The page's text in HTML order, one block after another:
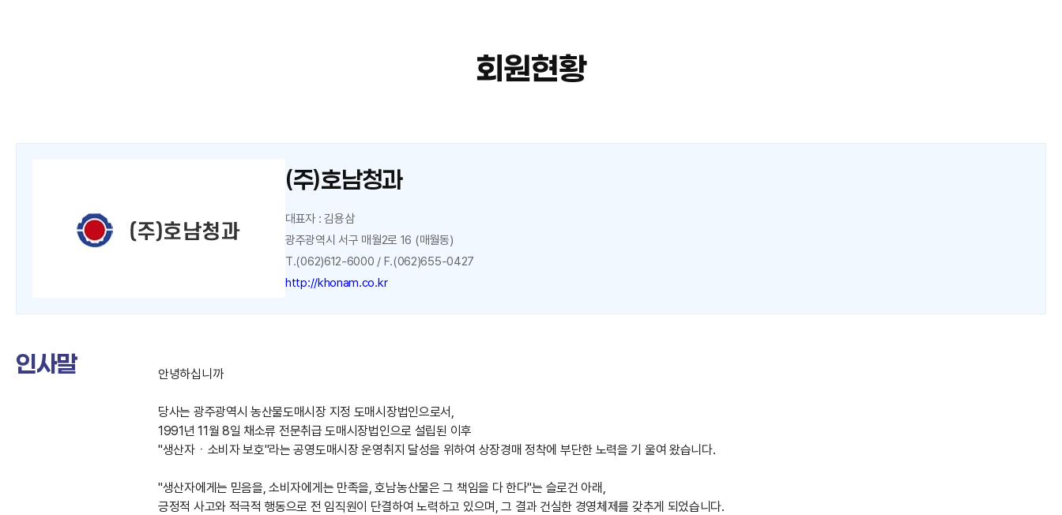
회원현황
(주)호남청과
대표자 : 김용삼
광주광역시 서구 매월2로 16 (매월동)
T.(062)612-6000 / F.(062)655-0427
http://khonam.co.kr
인사말 안녕하십니까
당사는 광주광역시 농산물도매시장 지정 도매시장법인으로서,
1991년 11월 8일 채소류 전문취급 도매시장법인으로 설립된 이후
"생산자ㆍ소비자 보호"라는 공영도매시장 운영취지 달성을 위하여 상장경매 정착에 부단한 노력을 기 울여 왔습니다.
"생산자에게는 믿음을, 소비자에게는 만족을, 호남농산물은 그 책임을 다 한다"는 슬로건 아래,
긍정적 사고와 적극적 행동으로 전 임직원이 단결하여 노력하고 있으며, 그 결과 건실한 경영체제를 갖추게 되었습니다.